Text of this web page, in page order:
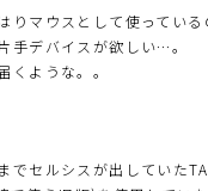
りマウスとして使ってい
手デバイスが欲しい…。
くような。。
でセルシスが出していた